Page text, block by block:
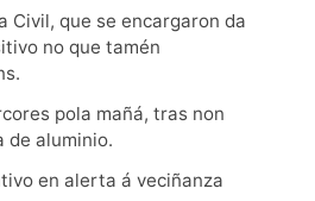
Civil, que se encargaron da
no que tamén
pola mañá, tras non
de aluminio.
en alerta á veciñanza